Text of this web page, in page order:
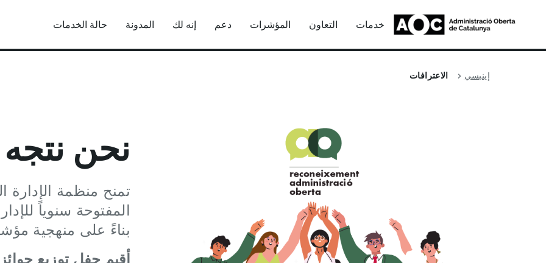
خدمات التعاون المؤشرات دعم إنه لك المدونة حالة الخدمات
إينيسي الاعترافات
نحن
بناءً على منهجية